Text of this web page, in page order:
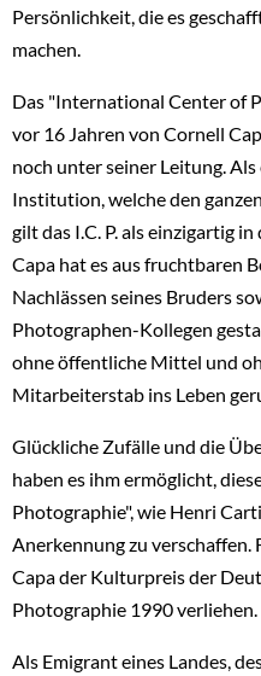
Persönlichkeit, die es
machen.
Das "International Center of
vor 16 Jahren von Cornell
noch unter seiner Leitung.
Institution, welche den
gilt das I.C. P. als einzigartig
Capa hat es aus fruchtbaren
Nachlässen seines Bruders
Photographen-Kollegen
ohne öffentliche Mittel und
Mitarbeiterstab ins Leben
Glückliche Zufälle und die
haben es ihm ermöglicht,
Photographie", wie Henri
Anerkennung zu verschaffen.
Capa der Kulturpreis der
Photographie 1990 verliehen.
Als Emigrant eines Landes,